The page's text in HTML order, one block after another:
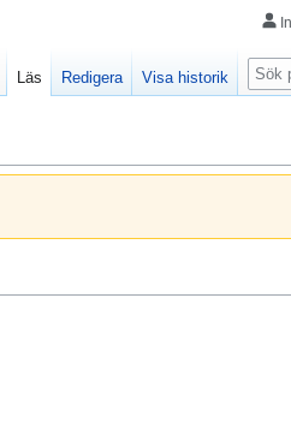
Läs Redigera Visa historik
Sök